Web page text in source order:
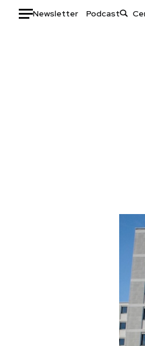
Newsletter Podcast